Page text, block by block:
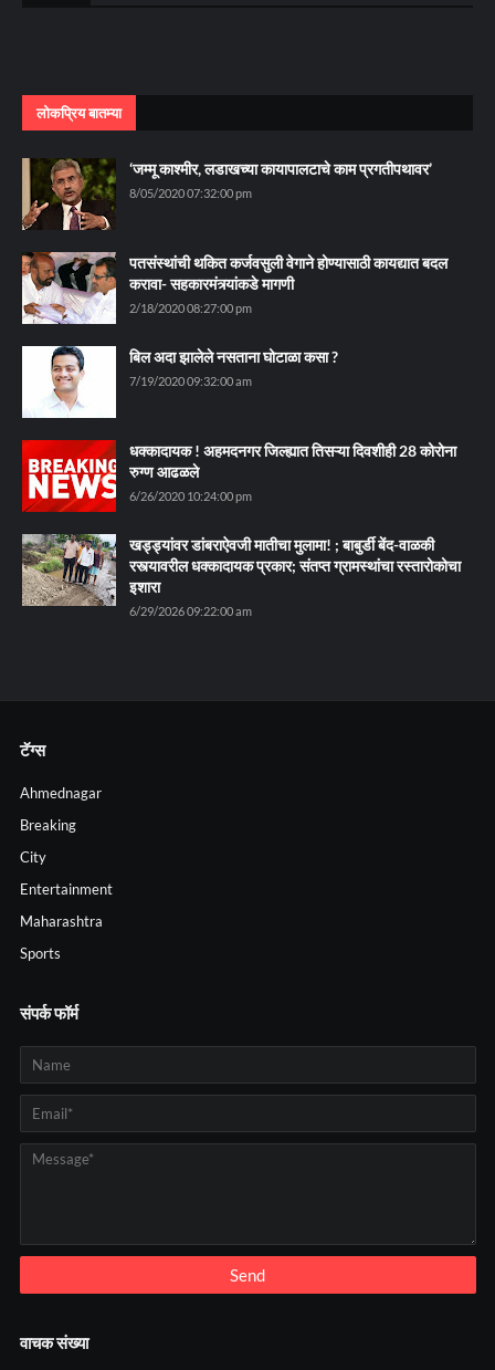
लोकप्रिय बातम्या
‘जम्मू काश्मीर, लडाखच्या कायापालटाचे काम प्रगतीपथावर’
8/05/2020 07:32:00 pm
पतसंस्थांची थकित कर्जवसुली वेगाने होण्यासाठी कायद्यात बदल
करावा- सहकारमंत्र्यांकडे मागणी
2/18/2020 08:27:00 pm
बिल अदा झालेले नसताना घोटाळा कसा ?
7/19/2020 09:32:00 am
धक्कादायक ! अहमदनगर जिल्ह्यात तिसऱ्या दिवशीही 28 कोरोना
रुग्ण आढळले
6/26/2020 10:24:00 pm
खड्ड्यांवर डांबराऐवजी मातीचा मुलामा! ; बाबुर्डी बेंद-वाळकी
रस्त्यावरील धक्कादायक प्रकार; संतप्त ग्रामस्थांचा रस्तारोकोचा
इशारा
6/29/2026 09:22:00 am
टॅग्स
Ahmednagar
Breaking
City
Entertainment
Maharashtra
Sports
संपर्क फॉर्म
वाचक संख्या